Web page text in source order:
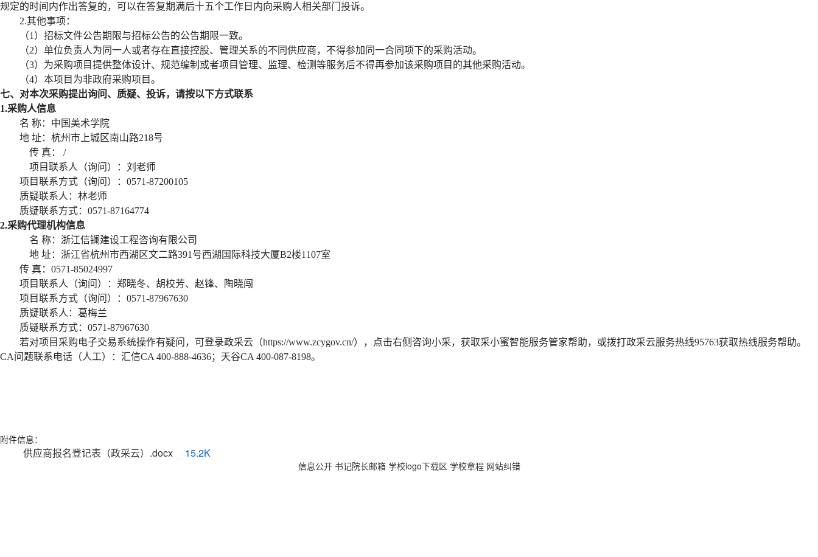
规定的时间内作出答复的，可以在答复期满后十五个工作日内向采购人相关部门投诉。
2.其他事项：
（1）招标文件公告期限与招标公告的公告期限一致。
（2）单位负责人为同一人或者存在直接控股、管理关系的不同供应商，不得参加同一合同项下的采购活动。
（3）为采购项目提供整体设计、规范编制或者项目管理、监理、检测等服务后不得再参加该采购项目的其他采购活动。
（4）本项目为非政府采购项目。
七、对本次采购提出询问、质疑、投诉，请按以下方式联系
1.采购人信息
名 称： 中国美术学院
地 址： 杭州市上城区南山路218号
传 真：
/
项目联系人（询问）：刘 老师
项目联系方式（询问）： 0571-87200105
质疑联系人：林老师
质疑联系方式： 0571-87164774
2.采购代理机构信息
名 称：浙江信镧建设工程咨询有限公司
地 址：浙江省杭州市西湖区文二路391号西湖国际科技大厦B2楼1107室
传 真： 0571-85024997
项目联系人（询问）： 郑晓冬、胡校芳、赵锋、陶晓闯
项目联系方式（询问）： 0571-87967630
质疑联系人：葛梅兰
质疑联系方式： 0571-87967630
若对项目采购电子交易系统操作有疑问，可登录政采云（https://www.zcygov.cn/），点击右侧咨询小采，获取采小蜜智能服务管家帮助，或拨打政采云服务热线95763获取热线服务帮助。
CA问题联系电话（人工）：汇信CA 400-888-4636；天谷CA 400-087-8198。
附件信息：
供应商报名登记表（政采云）.docx 15.2K
信息公开 书记院长邮箱 学校logo下载区 学校章程 网站纠错